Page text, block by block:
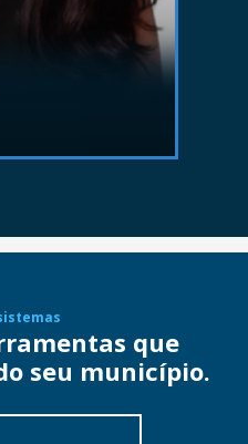
que
seu município.